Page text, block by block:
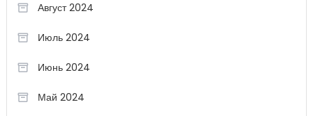
Август 2024
Июль 2024
Июнь 2024
Май 2024